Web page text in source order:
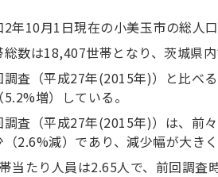
2年10月1日現在の小美玉市の総人
総数は18,407世帯となり、茨城県内
調査（平成27年(2015年)）と比べ
増）している。
調査（平成27年(2015年)）は、前
（2.6%減）であり、減少幅が大きく
当たり人員は2.65人で、前回調査